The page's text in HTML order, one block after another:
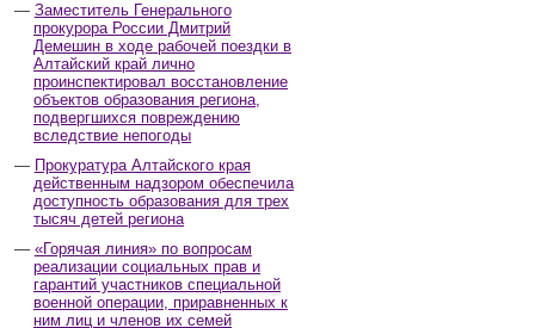
Заместитель Генерального
прокурора России Дмитрий
Демешин в ходе рабочей поездки в
Алтайский край лично
проинспектировал восстановление
объектов образования региона,
подвергшихся повреждению
вследствие непогоды
Прокуратура Алтайского края
действенным надзором обеспечила
доступность образования для трех
тысяч детей региона
«Горячая линия» по вопросам
реализации социальных прав и
гарантий участников специальной
военной операции, приравненных к
ним лиц и членов их семей